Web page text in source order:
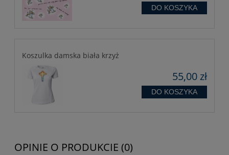
DO KOSZYKA
Koszulka damska biała krzyż
55,00 zł
DO KOSZYKA
OPINIE O PRODUKCIE (0)